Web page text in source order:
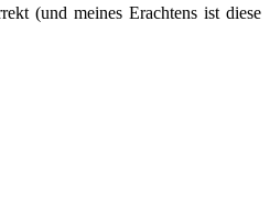
(und meines Erachtens ist diese